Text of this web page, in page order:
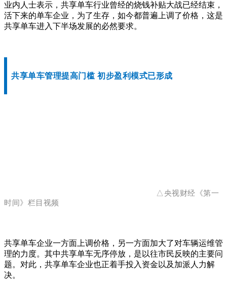
业内人士表示，共享单车行业曾经的烧钱补贴大战已经结束，
活下来的单车企业，为了生存，如今都普遍上调了价格，这是
共享单车进入下半场发展的必然要求。
共享单车管理提高门槛 初步盈利模式已形成
△央视财经《第一
时间》栏目视频
共享单车企业一方面上调价格，另一方面加大了对车辆运维管
理的力度。其中共享单车无序停放，是以往市民反映的主要问
题。对此，共享单车企业也正着手投入资金以及加派人力解
决。